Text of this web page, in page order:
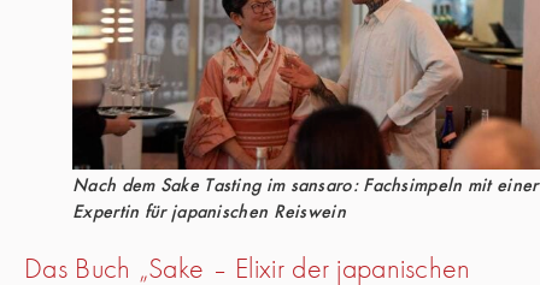
Nach dem Sake Tasting im sansaro: Fachsimpeln mit einer
Expertin für japanischen Reiswein
Das Buch „Sake – Elixir der japanischen